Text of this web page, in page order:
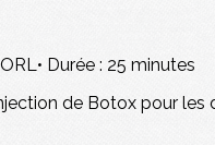
Durée : 25 minutes
de Botox pour